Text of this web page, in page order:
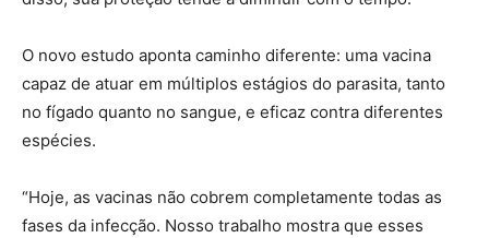
O novo estudo aponta caminho diferente: uma vacina
capaz de atuar em múltiplos estágios do parasita, tanto
no fígado quanto no sangue, e eficaz contra diferentes
espécies.
“Hoje, as vacinas não cobrem completamente todas as
fases da infecção. Nosso trabalho mostra que esses